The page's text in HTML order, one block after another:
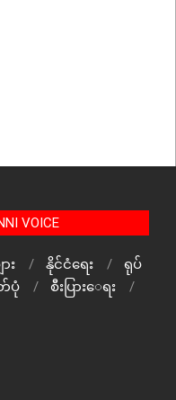
VOICE
း နိုင်ငံရေး
ရုပ်
ပုံ
စီးပြားေရး